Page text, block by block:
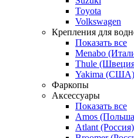
Toyota
Volkswagen
Крепления для
Показать все
Menabo
Thule
Yakima (США)
Фаркопы
Аксессуары
Показать все
Amos
Atlant (Россия)